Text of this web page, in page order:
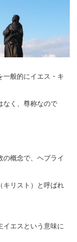
一般的にイエス・キ
なく、尊称なので
の概念で、ヘブライ
キリスト）と呼ばれ
イエスという意味に